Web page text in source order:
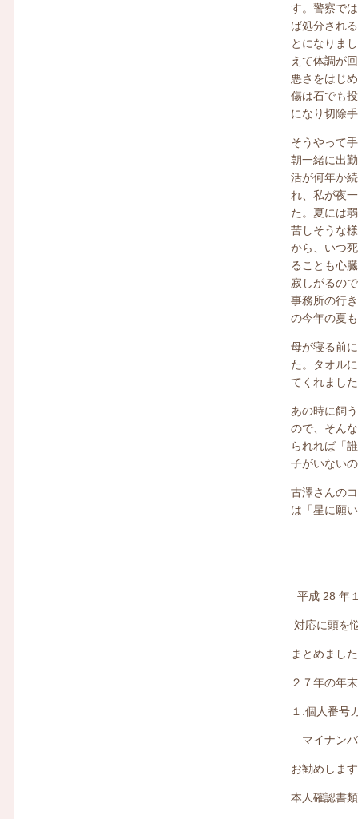
す。警察で
ば処分され
とになりま
えて体調が
悪さをはじ
傷は石でも
になり切除
そうやって
朝一緒に出
活が何年か
れ、私が夜
た。夏には
苦しそうな
から、いつ
ることも心
寂しがるの
事務所の行
の今年の夏
母が寝る前
た。タオル
てくれまし
あの時に飼
ので、そん
られれば「
子がいない
古澤さんの
は「星に願
平成28 年
対応に頭を
まとめまし
２７年の年
１.個人番号
マイナンバ
お勧めしま
本人確認書